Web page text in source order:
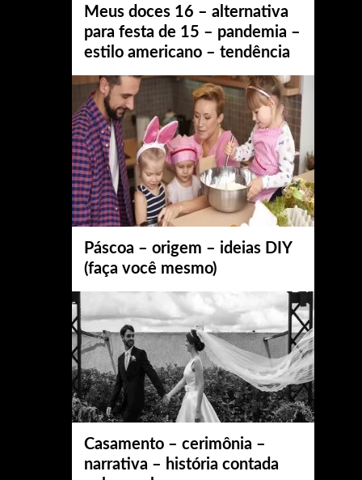
Meus doces 16 – alternativa
para festa de 15 – pandemia –
estilo americano – tendência
Páscoa – origem – ideias DIY
(faça você mesmo)
Casamento – cerimônia –
narrativa – história contada